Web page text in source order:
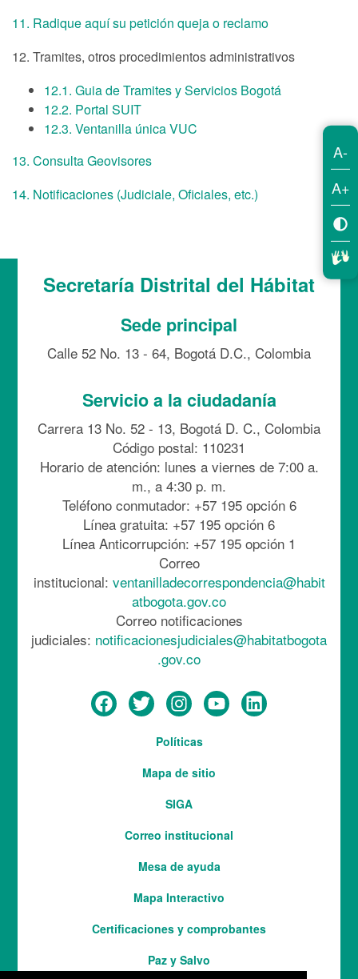
11. Radique aquí su petición queja o reclamo
12. Tramites, otros procedimientos administrativos
12.1. Guia de Tramites y Servicios Bogotá
12.2. Portal SUIT
12.3. Ventanilla única VUC
13. Consulta Geovisores
14. Notificaciones (Judiciale, Oficiales, etc.)
Secretaría Distrital del Hábitat
Sede principal
Calle 52 No. 13 - 64, Bogotá D.C., Colombia
Servicio a la ciudadanía
Carrera 13 No. 52 - 13, Bogotá D. C., Colombia
Código postal: 110231
Horario de atención: lunes a viernes de 7:00 a.
m., a 4:30 p. m.
Teléfono conmutador: +57 195 opción 6
Línea gratuita: +57 195 opción 6
Línea Anticorrupción: +57 195 opción 1
Correo
institucional: ventanilladecorrespondencia@habit
atbogota.gov.co
Correo notificaciones
judiciales: notificacionesjudiciales@habitatbogota
.gov.co
Políticas
Mapa de sitio
SIGA
Correo institucional
Mesa de ayuda
Mapa Interactivo
ServicesCertificaciones y comprobantes
Paz y Salvo
A-
A+